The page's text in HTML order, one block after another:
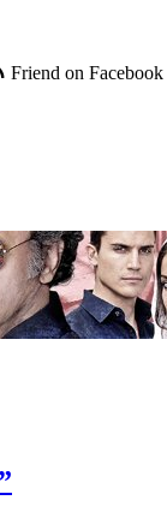
Friend on Facebook